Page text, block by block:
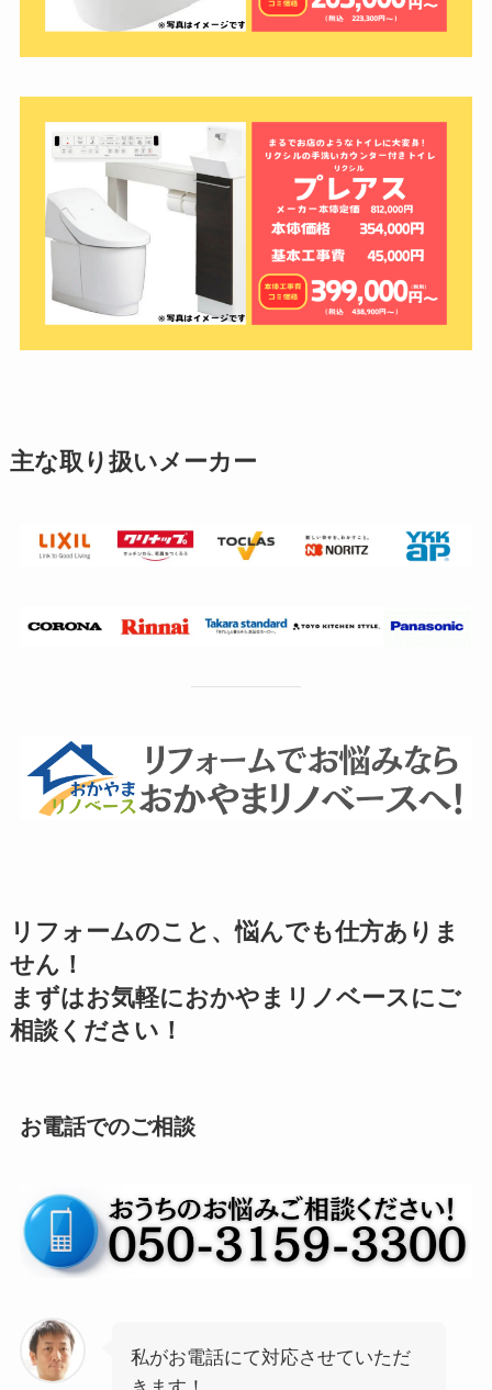
主な取り扱いメーカー
リフォームのこと、悩んでも仕方ありま
せん！
まずはお気軽におかやまリノベースにご
相談ください！
お電話でのご相談
私がお電話にて対応させていただ